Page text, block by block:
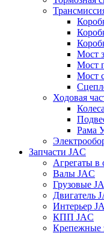
Мост
Мост
Мост
Ходовая
Рама
Запчасти JAC
Агрегаты в
Валы JAC
Грузовые
Двигатель
Интерьер
КПП JAC
Крепежные